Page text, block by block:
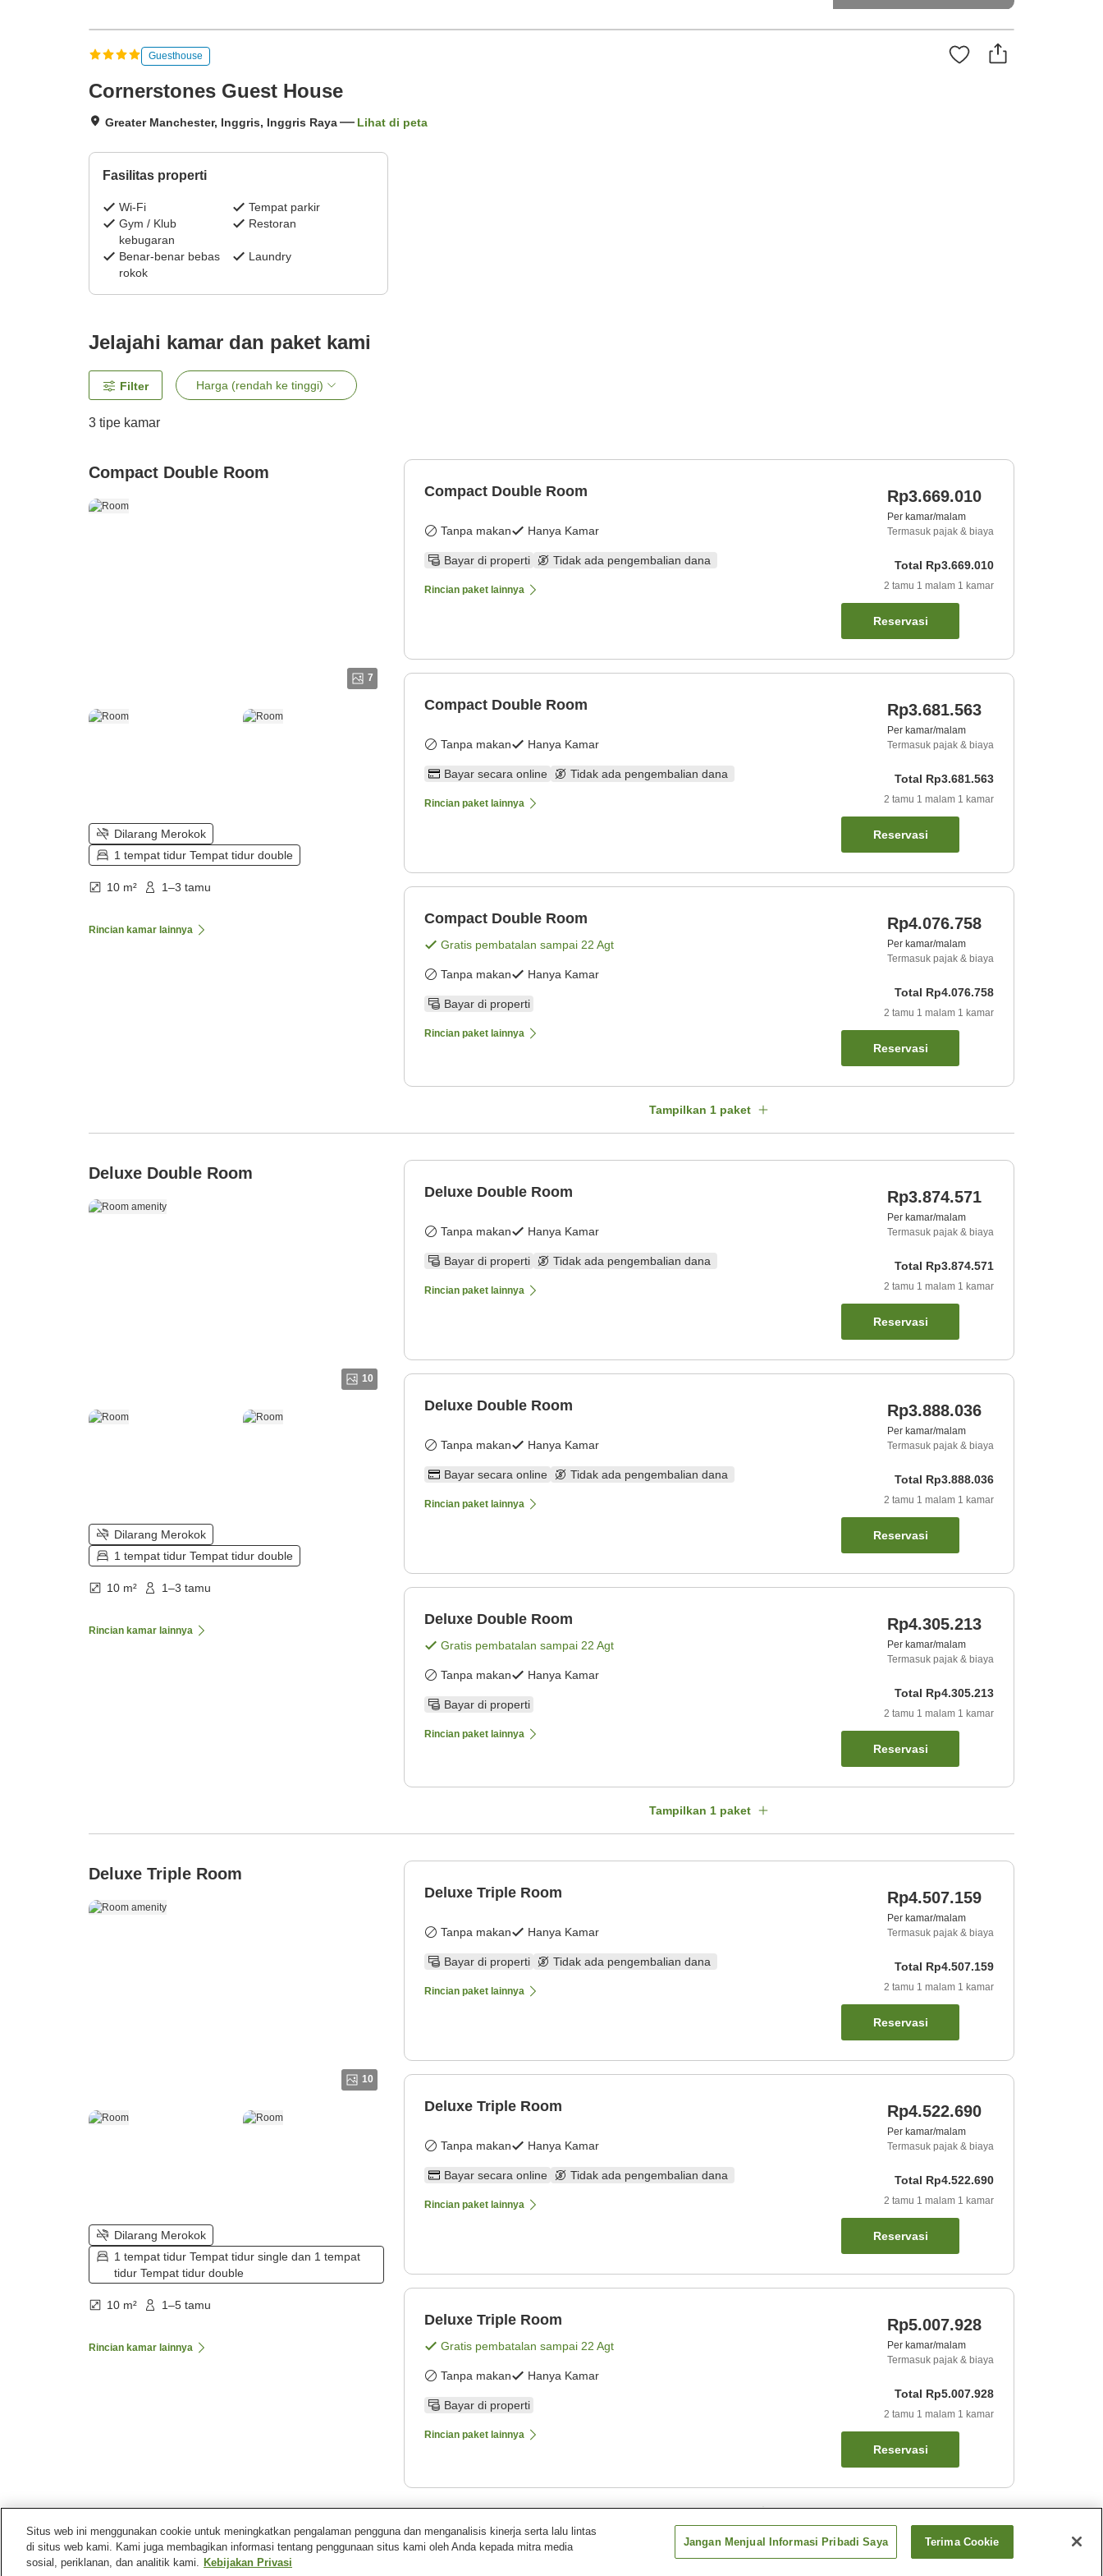
Guesthouse
Cornerstones Guest House
Greater Manchester, Inggris, Inggris Raya Lihat di peta
Fasilitas properti
Wi-Fi
Tempat parkir
Gym / Klub
kebugaran
Restoran
Benar-benar bebas
rokok
Laundry
Jelajahi kamar dan paket kami
Filter Harga (rendah ke tinggi)
3 tipe kamar
Compact Double Room
7
Dilarang Merokok
1 tempat tidur Tempat tidur double
10 m² 1–3 tamu
Rincian kamar lainnya
Compact Double Room
Tanpa makan Hanya Kamar
Bayar di properti Tidak ada pengembalian dana
Rincian paket lainnya
Rp3.669.010
Per kamar/malam
Termasuk pajak & biaya
Total Rp3.669.010
2 tamu 1 malam 1 kamar
Reservasi
Compact Double Room
Tanpa makan Hanya Kamar
Bayar secara online Tidak ada pengembalian dana
Rincian paket lainnya
Rp3.681.563
Per kamar/malam
Termasuk pajak & biaya
Total Rp3.681.563
2 tamu 1 malam 1 kamar
Reservasi
Compact Double Room
Gratis pembatalan sampai 22 Agt
Tanpa makan Hanya Kamar
Bayar di properti
Rincian paket lainnya
Rp4.076.758
Per kamar/malam
Termasuk pajak & biaya
Total Rp4.076.758
2 tamu 1 malam 1 kamar
Reservasi
Tampilkan 1 paket
Deluxe Double Room
10
Dilarang Merokok
1 tempat tidur Tempat tidur double
10 m² 1–3 tamu
Rincian kamar lainnya
Deluxe Double Room
Tanpa makan Hanya Kamar
Bayar di properti Tidak ada pengembalian dana
Rincian paket lainnya
Rp3.874.571
Per kamar/malam
Termasuk pajak & biaya
Total Rp3.874.571
2 tamu 1 malam 1 kamar
Reservasi
Deluxe Double Room
Tanpa makan Hanya Kamar
Bayar secara online Tidak ada pengembalian dana
Rincian paket lainnya
Rp3.888.036
Per kamar/malam
Termasuk pajak & biaya
Total Rp3.888.036
2 tamu 1 malam 1 kamar
Reservasi
Deluxe Double Room
Gratis pembatalan sampai 22 Agt
Tanpa makan Hanya Kamar
Bayar di properti
Rincian paket lainnya
Rp4.305.213
Per kamar/malam
Termasuk pajak & biaya
Total Rp4.305.213
2 tamu 1 malam 1 kamar
Reservasi
Tampilkan 1 paket
Deluxe Triple Room
10
Dilarang Merokok
1 tempat tidur Tempat tidur single dan 1 tempat
tidur Tempat tidur double
10 m² 1–5 tamu
Rincian kamar lainnya
Deluxe Triple Room
Tanpa makan Hanya Kamar
Bayar di properti Tidak ada pengembalian dana
Rincian paket lainnya
Rp4.507.159
Per kamar/malam
Termasuk pajak & biaya
Total Rp4.507.159
2 tamu 1 malam 1 kamar
Reservasi
Deluxe Triple Room
Tanpa makan Hanya Kamar
Bayar secara online Tidak ada pengembalian dana
Rincian paket lainnya
Rp4.522.690
Per kamar/malam
Termasuk pajak & biaya
Total Rp4.522.690
2 tamu 1 malam 1 kamar
Reservasi
Deluxe Triple Room
Gratis pembatalan sampai 22 Agt
Tanpa makan Hanya Kamar
Bayar di properti
Rincian paket lainnya
Rp5.007.928
Per kamar/malam
Termasuk pajak & biaya
Total Rp5.007.928
2 tamu 1 malam 1 kamar
Reservasi
Tampilkan1paket
Beranda Inggris Raya Inggris Greater Manchester Cornerstones Guest House
Situs web ini menggunakan cookie untuk meningkatkan pengalaman pengguna dan menganalisis kinerja serta lalu lintas
di situs web kami. Kami juga membagikan informasi tentang penggunaan situs kami oleh Anda kepada mitra media
sosial, periklanan, dan analitik kami. Kebijakan Privasi
Jangan Menjual Informasi Pribadi Saya Terima Cookie